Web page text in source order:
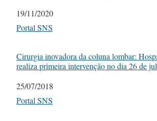
Date
19/11/2020
In relation to
Portal SNS
Cirurgia inovadora da coluna lombar:
realiza primeira intervenção no dia 26 de
Date
25/07/2018
In relation to
Portal SNS